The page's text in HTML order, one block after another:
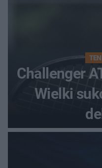
Challenger
Wielki